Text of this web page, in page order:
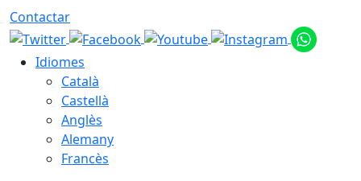
Contactar
Idiomes
Català
Castellà
Anglès
Alemany
Francès